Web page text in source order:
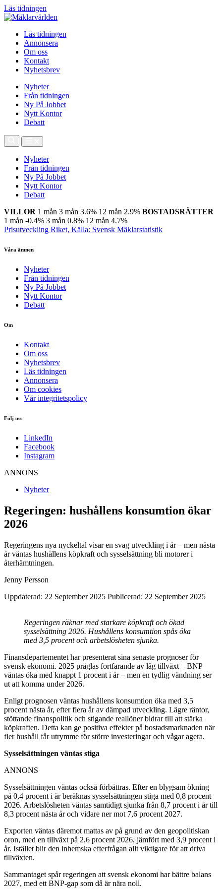
Läs tidningen
Läs tidningen
Annonsera
Om oss
Kontakt
Nyhetsbrev
Nyheter
Från tidningen
Ny På Jobbet
Nytt Kontor
Debatt
Nyheter
Från tidningen
Ny På Jobbet
Nytt Kontor
Debatt
VILLOR 1 mån 3 mån 3.6% 12 mån 2.9% BOSTADSRÄTTER
1 mån -0.4% 3 mån 0.8% 12 mån 4.7%
Prisutveckling Riket, Källa: Svensk Mäklarstatistik
Våra ämnen
Nyheter
Från tidningen
Ny På Jobbet
Nytt Kontor
Debatt
Om
Kontakt
Om oss
Nyhetsbrev
Läs tidningen
Annonsera
Om cookies
Vår integritetspolicy
Följ oss
LinkedIn
Facebook
Instagram
ANNONS
Nyheter
Regeringen: hushållens konsumtion ökar
2026
Regeringens nya nyckeltal visar en svag utveckling i år – men nästa
år väntas hushållens köpkraft och sysselsättning bli motorer i
återhämtningen.
Jenny Persson
Uppdaterad: 22 September 2025 Publicerad: 22 September 2025
Regeringen räknar med starkare köpkraft och ökad
sysselsättning 2026. Hushållens konsumtion spås öka
med 3,5 procent och arbetslösheten sjunka.
Finansdepartementet har presenterat sina senaste prognoser för
svensk ekonomi. 2025 präglas fortfarande av låg tillväxt – BNP
väntas öka med knappt 1 procent i år – men en tydlig vändning ser
ut att komma under 2026.
Enligt prognosen väntas hushållens konsumtion öka med 3,5
procent nästa år, efter flera år av dämpad utveckling. Lägre räntor,
stöttande finanspolitik och stigande reallöner bidrar till att stärka
köpkraften. Detta kan ge positiva effekter på bostadsmarknaden när
fler hushåll får utrymme för större investeringar och vågar agera.
Sysselsättningen väntas stiga
ANNONS
Sysselsättningen väntas också förbättras. Efter en blygsam ökning
på 0,4 procent i år beräknas sysselsättningen stiga med 0,8 procent
2026. Arbetslösheten väntas samtidigt sjunka från 8,7 procent i år till
8,3 procent nästa år och vidare ner mot 7,6 procent 2027.
Exporten väntas däremot mattas av på grund av den geopolitiskan
oron, med en tillväxt på 2,6 procent 2026, jämfört med 3,9 procent i
år. Istället blir den inhemska efterfrågan allt viktigare för att driva
tillväxten.
Sammantaget spår regeringen att svensk ekonomi har bättre balans
2027, med ett BNP-gap som då är nära noll.